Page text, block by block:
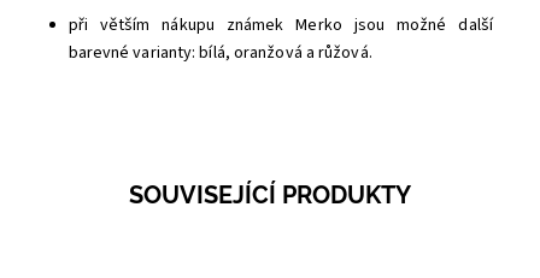
při větším nákupu známek Merko jsou možné další
barevné varianty: bílá, oranžová a růžová.
SOUVISEJÍCÍ PRODUKTY